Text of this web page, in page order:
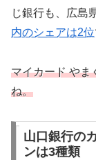
じ銀行も、広島
内のシェアは2位
マイカード やま
ね。
山口銀行の
ンは3種類